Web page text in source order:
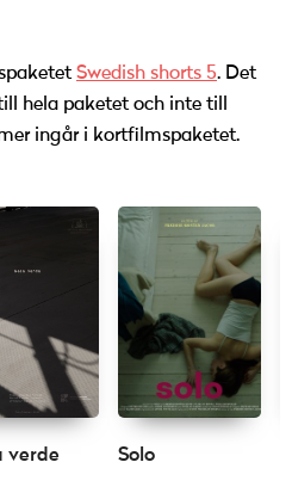
Swedish shorts 5. Det
hela paketet och inte till
ingår i kortfilmspaketet.
verde Solo